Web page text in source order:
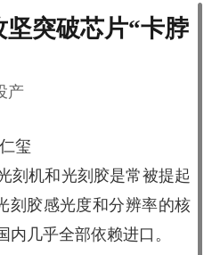
突破芯片“卡脖
产
玺
刻机和光刻胶是常被提起
刻胶感光度和分辨率的核
几乎全部依赖进口。